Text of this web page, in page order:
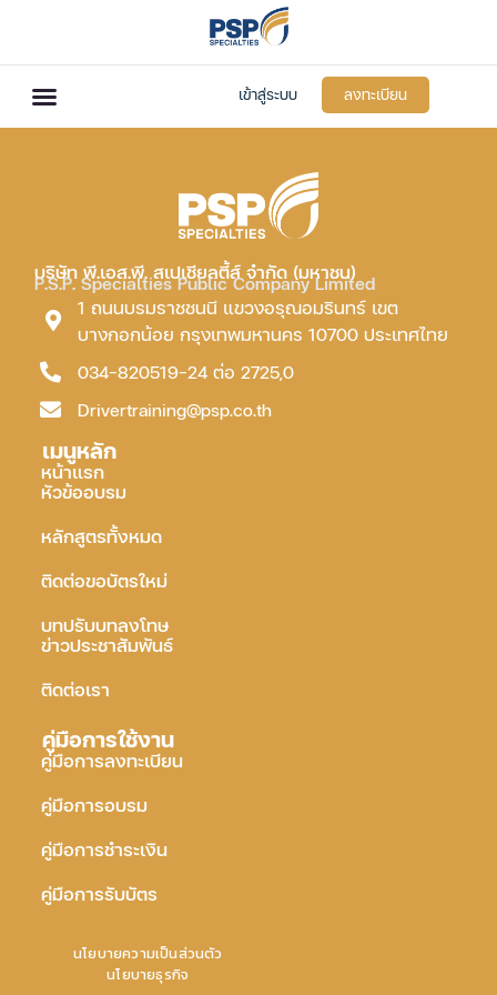
เข้าสู่ระบบ ลงทะเบียน
บริษัท พี.เอส.พี. สเปเชียลตี้ส์ จำกัด (มหาชน)
P.S.P. Specialties Public Company Limited
1 ถนนบรมราชชนนี แขวงอรุณอมรินทร์ เขต
บางกอกน้อย กรุงเทพมหานคร 10700 ประเทศไทย
034-820519-24 ต่อ 2725,0
Drivertraining@psp.co.th
เมนูหลัก
หน้าแรก
หัวข้ออบรม
หลักสูตรทั้งหมด
ติดต่อขอบัตรใหม่
บทปรับบทลงโทษ
ข่าวประชาสัมพันธ์
ติดต่อเรา
คู่มือการใช้งาน
คู่มือการลงทะเบียน
คู่มือการอบรม
คู่มือการชำระเงิน
คู่มือการรับบัตร
นโยบายความเป็นส่วนตัว
นโยบายธุรกิจ